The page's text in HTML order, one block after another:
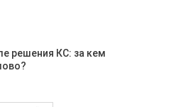
решения КС: за кем